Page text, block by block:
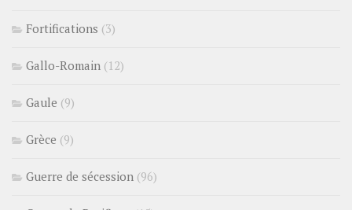
Fortifications (3)
Gallo-Romain (12)
Gaule (9)
Grèce (9)
Guerre de sécession (96)